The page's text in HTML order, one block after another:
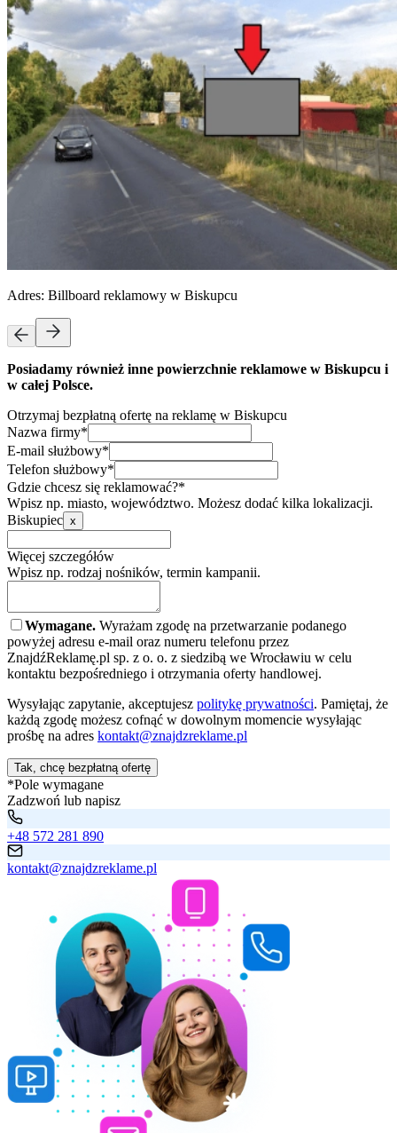
Adres: Billboard reklamowy w Biskupcu
Posiadamy również inne powierzchnie reklamowe w Biskupcu i
w całej Polsce.
Otrzymaj bezpłatną ofertę na reklamę w Biskupcu
Nazwa firmy*
E-mail służbowy*
Telefon służbowy*
Gdzie chcesz się reklamować?*
Wpisz np. miasto, województwo. Możesz dodać kilka lokalizacji.
Biskupiec x
Więcej szczegółów
Wpisz np. rodzaj nośników, termin kampanii.
Wymagane. Wyrażam zgodę na przetwarzanie podanego
powyżej adresu e-mail oraz numeru telefonu przez
ZnajdźReklamę.pl sp. z o. o. z siedzibą we Wrocławiu w celu
kontaktu bezpośredniego i otrzymania oferty handlowej.
Wysyłając zapytanie, akceptujesz politykę prywatności. Pamiętaj, że
każdą zgodę możesz cofnąć w dowolnym momencie wysyłając
prośbę na adres kontakt@znajdzreklame.pl
Tak, chcę bezpłatną ofertę
*Pole wymagane
Zadzwoń lub napisz
+48 572 281 890
kontakt@znajdzreklame.pl